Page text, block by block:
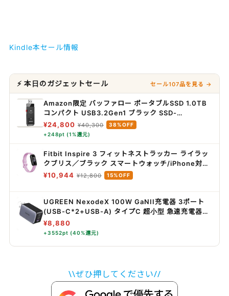
Kindle本セール情報
⚡ 本日のガジェットセール セール107品を見る →
Amazon限定 バッファロー ポータブルSSD 1.0TB
コンパクト USB3.2Gen1 ブラック SSD-
PUT1.0U3-B/N
¥24,800 ¥40,300
38%OFF
+248pt (1%還元)
Fitbit Inspire 3 フィットネストラッカー ライラッ
クブリス／ブラック スマートウォッチ/iPhone対
応/アンドロイド対応/最大10日間のバッテリー/心拍
¥10,944 ¥12,800 15%OFF
UGREEN NexodeX 100W GaNII充電器 3ポート
(USB-C*2+USB-A) タイプC 超小型 急速充電器
PD3.0/PPS/QC4+/QC3.0 対応
¥8,880
+3552pt (40%還元)
\\ぜひ押してください//